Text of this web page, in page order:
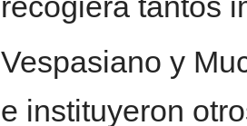
Vespasiano y
e instituyeron